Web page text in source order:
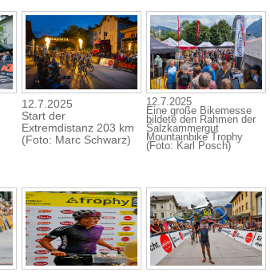
12.7.2025
Start der
Extremdistanz 203 km
(Foto: Marc Schwarz)
12.7.2025
Eine große Bikemesse
bildete den Rahmen der
Salzkammergut
Mountainbike Trophy
(Foto: Karl Posch)